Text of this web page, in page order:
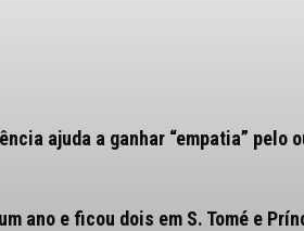
ajuda a ganhar “empatia” pelo
ano e ficou dois em S. Tomé e